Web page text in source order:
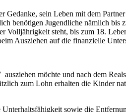
Gedanke, sein Leben mit dem
benötigen Jugendliche nämlich
Volljährigkeit steht, bis zum 18.
Ausziehen auf die finanzielle
möchte und nach dem
zum Lohn erhalten die Kinder
sowie die